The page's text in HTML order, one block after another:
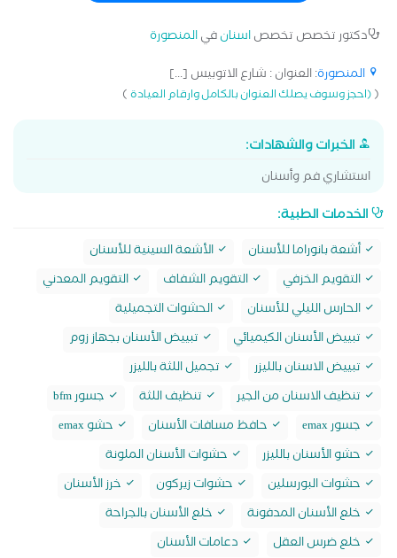
دكتور تخصص تخصصاسنانفيالمنصورة
المنصورة: العنوان : شارع الاتوبيس [...]
((احجز وسوف يصلك العنوان بالكامل وارقام العيادة)
الخبرات والشهادات:
استشاري فم وأسنان
الخدمات الطبية:
أشعة بانوراما للأسنان
الأشعة السينية للأسنان
التقويم الخزفي
التقويم الشفاف
التقويم المعدني
الحارس الليلي للأسنان
الحشوات التجميلية
تبييض الأسنان الكيميائي
تبييض الأسنان بجهاز زوم
تبييض الاسنان بالليزر
تجميل اللثة بالليزر
تنظيف الاسنان من الجير
تنظيف اللثة
جسور bfm
جسور emax
حافظ مسافات الأسنان
حشو emax
حشو الأسنان بالليزر
حشوات الأسنان الملونة
حشوات البورسلين
حشوات زيركون
خرز الأسنان
خلع الأسنان المدفونة
خلع الأسنان بالجراحة
خلع ضرس العقل
دعامات الأسنان